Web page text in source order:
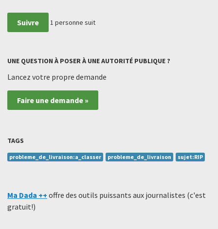
Suivre 1 personne suit
UNE QUESTION À POSER À UNE AUTORITÉ PUBLIQUE ?
Lancez votre propre demande
Faire une demande »
TAGS
probleme_de_livraison:a_classer probleme_de_livraison sujet:RIP
Ma Dada ++ offre des outils puissants aux journalistes (c'est
gratuit!)